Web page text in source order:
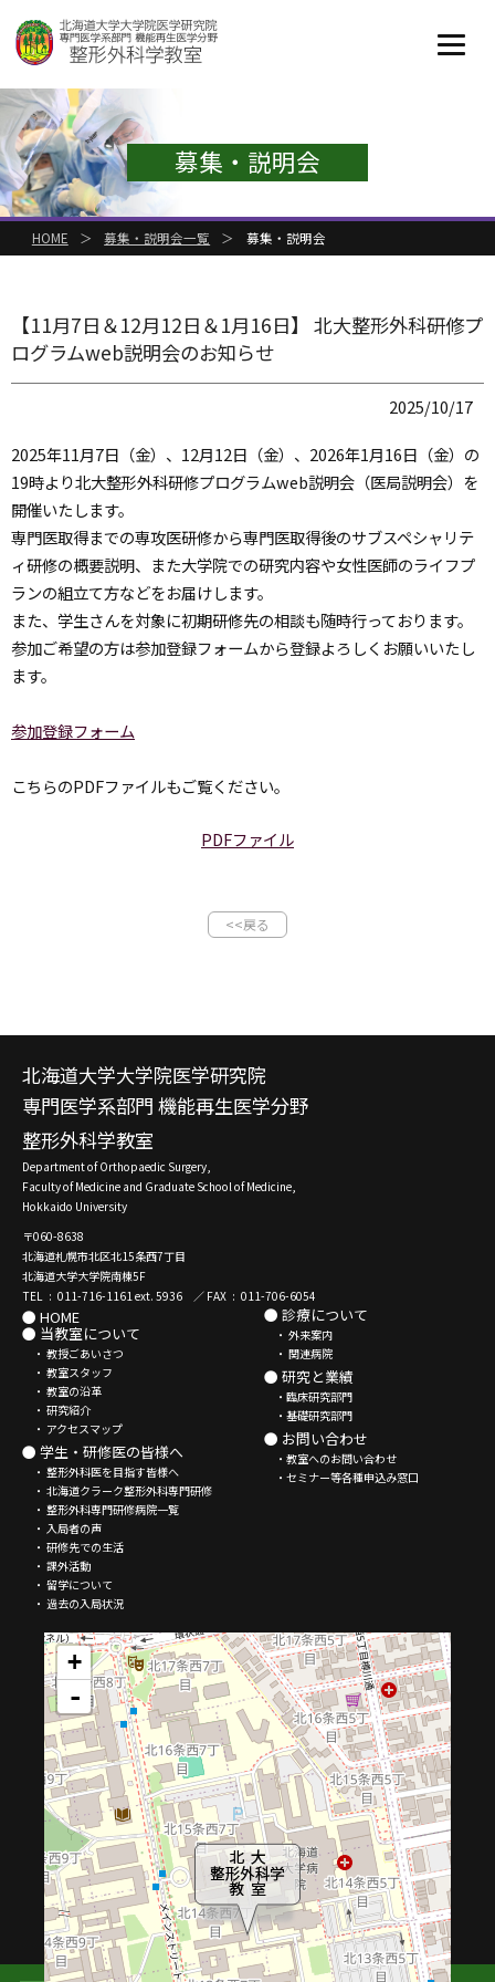
募集・説明会
HOME ＞ 募集・説明会一覧 ＞ 募集・説明会
【11月7日＆12月12日＆1月16日】 北大整形外科研修プ
ログラムweb説明会のお知らせ
2025/10/17
2025年11月7日（金）、12月12日（金）、2026年1月16日（金）の
19時より北大整形外科研修プログラムweb説明会（医局説明会）を
開催いたします。
専門医取得までの専攻医研修から専門医取得後のサブスペシャリテ
ィ研修の概要説明、また大学院での研究内容や女性医師のライフプ
ランの組立て方などをお届けします。
また、学生さんを対象に初期研修先の相談も随時行っております。
参加ご希望の方は参加登録フォームから登録よろしくお願いいたし
ます。
参加登録フォーム
こちらのPDFファイルもご覧ください。
PDFファイル
<<戻る
北海道大学大学院医学研究院
専門医学系部門 機能再生医学分野
整形外科学教室
Department of Orthopaedic Surgery,
Faculty of Medicine and Graduate School of Medicine,
Hokkaido University
〒060-8638
北海道札幌市北区北15条西7丁目
北海道大学大学院南棟5F
TEL : 011-716-1161 ext. 5936 ／ FAX : 011-706-6054
● HOME
● 当教室について
・ 教授ごあいさつ
・ 教室スタッフ
・ 教室の沿革
・ 研究紹介
・ アクセスマップ
● 学生・研修医の皆様へ
・ 整形外科医を目指す皆様へ
・ 北海道クラーク整形外科専門研修
・ 整形外科専門研修病院一覧
・ 入局者の声
・ 研修先での生活
・ 課外活動
・ 留学について
・ 過去の入局状況
● 診療について
・ 外来案内
・ 関連病院
● 研究と業績
・臨床研究部門
・基礎研究部門
● お問い合わせ
・教室へのお問い合わせ
・セミナー等各種申込み窓口